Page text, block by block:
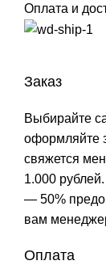
Оплата и
Заказ
Выбирайте
оформляйте
свяжется
1.000
— 50%
вам
Оплата